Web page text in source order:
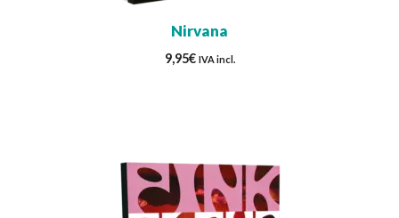
Nirvana
9,95€ IVA incl.